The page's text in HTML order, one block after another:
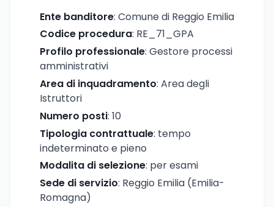
Ente banditore: Comune di Reggio Emilia
Codice procedura: RE_71_GPA
Profilo professionale: Gestore processi
amministrativi
Area di inquadramento: Area degli
Istruttori
Numero posti: 10
Tipologia contrattuale: tempo
indeterminato e pieno
Modalita di selezione: per esami
Sede di servizio: Reggio Emilia (Emilia-
Romagna)